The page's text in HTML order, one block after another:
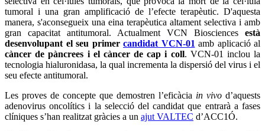
tumoral i una gran amplificació de l’efecte terapèutic. D'aquesta
manera, s'aconsegueix una eina terapèutica altament selectiva i amb
gran capacitat antitumoral. Actualment VCN Biosciences està
desenvolupant el seu primer candidat VCN-01 amb aplicació al
càncer de pàncrees i el càncer de cap i coll. VCN-01 inclou la
tecnologia hialuronidasa, la qual incrementa la dispersió del virus i el
seu efecte antitumoral.
Les proves de concepte que demostren l’eficàcia in vivo d’aquests
adenovirus oncolítics i la selecció del candidat que entrarà a fases
clíniques s’han realitzat gràcies a un ajut VALTEC d’ACC1Ó.